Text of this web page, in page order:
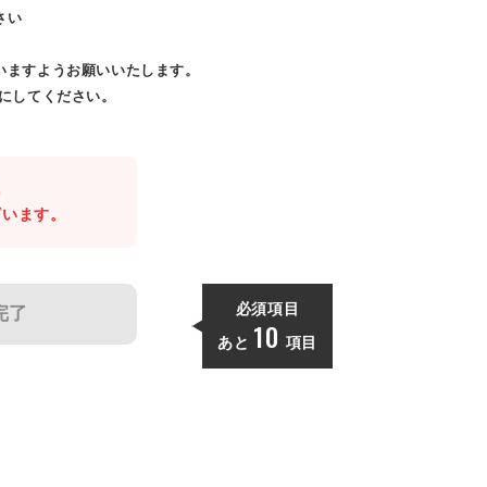
い
すようお願いいたします。
してください。
ます。
了 必須項目
あと 10 項目